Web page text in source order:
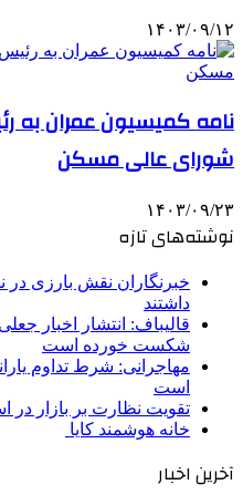
۱۴۰۳/۰۹/۱۲
نامه کمیسیون عمران به
شورای عالی مسکن
۱۴۰۳/۰۹/۲۳
نوشته‌های تازه
خبرنگاران نقش بارزی در
داشتند
قالیباف: انتشار اخبار
شکست خورده است
مهاجرانی: شرط تداوم
است
تقویت نظارت بر بازار در
خانه هوشمند کایا
آخرین اخبار